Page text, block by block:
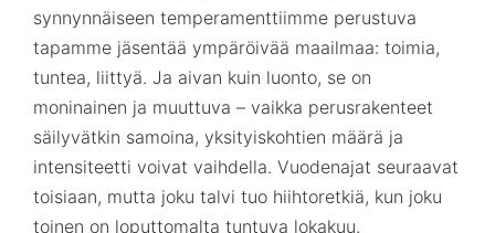
synnynnäiseen temperamenttiimme perustuva
tapamme jäsentää ympäröivää maailmaa: toimia,
tuntea, liittyä. Ja aivan kuin luonto, se on
moninainen ja muuttuva – vaikka perusrakenteet
säilyvätkin samoina, yksityiskohtien määrä ja
intensiteetti voivat vaihdella. Vuodenajat seuraavat
toisiaan, mutta joku talvi tuo hiihtoretkiä, kun joku
toinen on loputtomalta tuntuva lokakuu.